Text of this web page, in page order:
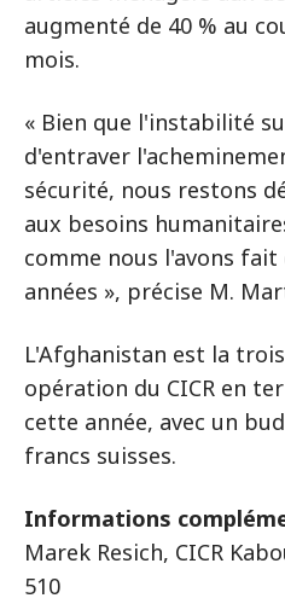
augmenté de 40 % au
mois.
« Bien que l'instabilité
d'entraver
sécurité, nous restons
aux besoins
comme nous l'avons
années », précise M.
L'Afghanistan est la
opération du CICR en
cette année, avec un
francs suisses.
Informations
Marek Resich, CICR
510